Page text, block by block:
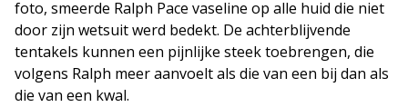
foto, smeerde Ralph Pace vaseline op alle huid die niet
door zijn wetsuit werd bedekt. De achterblijvende
tentakels kunnen een pijnlijke steek toebrengen, die
volgens Ralph meer aanvoelt als die van een bij dan als
die van een kwal.